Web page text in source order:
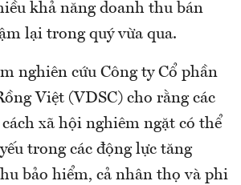
khả năng doanh thu bán
lại trong quý vừa qua.
nghiên cứu Công ty Cổ phần
Việt (VDSC) cho rằng các
xã hội nghiêm ngặt có thể
trong các động lực tăng
bảo hiểm, cả nhân thọ và phi